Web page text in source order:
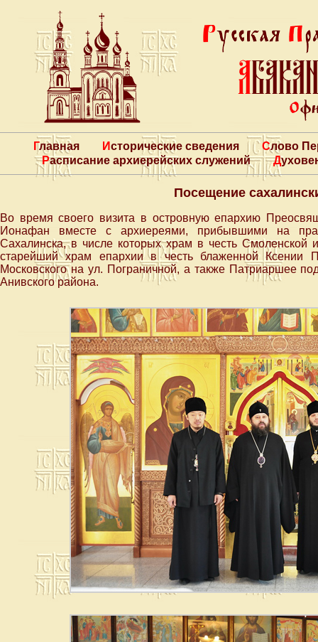
Главная Исторические сведения
Слово
Расписание архиерейских служений
Посещение
Во время своего визита в островную епархию
Ионафан вместе с архиереями, прибывшими на
Сахалинска, в числе которых храм в честь
старейший храм епархии в честь блаженной Ксении
Московского на ул. Пограничной, а также Патриаршее
Анивского района.